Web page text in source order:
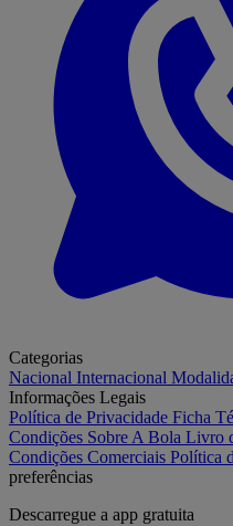
Categorias
Nacional Internacional
Informações Legais
Política de Privacidade Ficha
Condições Sobre A Bola Livro
Condições Comerciais Política
preferências
Descarregue a app gratuita